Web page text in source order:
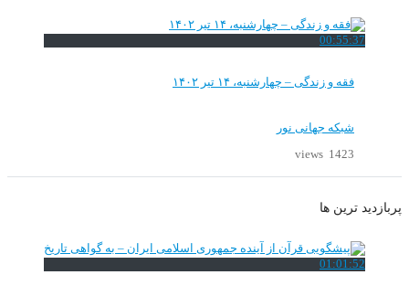
00:55:37
فقه و زندگی – چهارشنبه، ۱۴ تیر ۱۴۰۲
شبکه جهانی نور
1423 views
پربازدید ترین ها
01:01:52